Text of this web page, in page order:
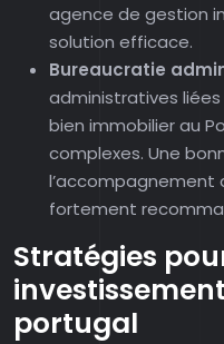
agence de gestion
solution efficace.
Bureaucratie
administratives liées
bien immobilier au
complexes. Une
l’accompagnement
fortement
Stratégies
portugal